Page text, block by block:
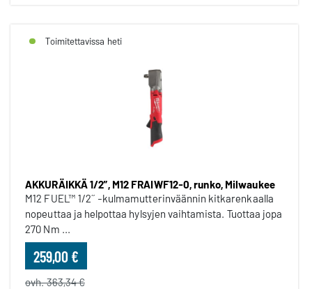
Toimitettavissa heti
AKKURÄIKKÄ 1/2”, M12 FRAIWF12-0, runko, Milwaukee
M12 FUEL™ 1/2˝ -kulmamutterinväännin kitkarenkaalla
nopeuttaa ja helpottaa hylsyjen vaihtamista. Tuottaa jopa
270 Nm ...
259,00 €
ovh. 363,34 €